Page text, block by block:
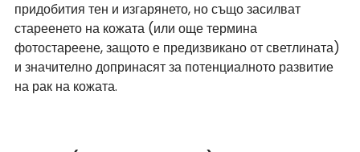
придобития тен и изгарянето, но също засилват
стареенето на кожата (или още термина
фотостареене, защото е предизвикано от светлината)
и значително допринасят за потенциалното развитие
на рак на кожата.